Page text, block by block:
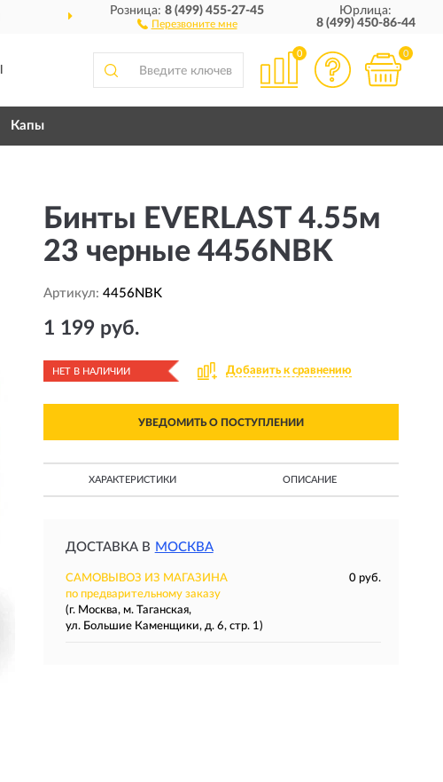
ДОСТАВИМ ПО ВСЕЙ РОССИИ
Розница:8 (499) 455-27-45
Перезвоните мне
Юрлица:
8 (499) 450-86-44
0 0
Капы
Бинты EVERLAST 4.55м
23 черные 4456NBK
Артикул: 4456NBK
1 199 руб.
НЕТ В НАЛИЧИИ Добавить к сравнению
УВЕДОМИТЬ О ПОСТУПЛЕНИИ
ХАРАКТЕРИСТИКИ ОПИСАНИЕ
ДОСТАВКА В МОСКВА
САМОВЫВОЗ ИЗ МАГАЗИНА
0 руб.
по предварительному заказу
(г. Москва, м. Таганская,
ул. Большие Каменщики, д. 6, стр. 1)